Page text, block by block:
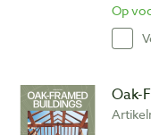
Op
Oak-